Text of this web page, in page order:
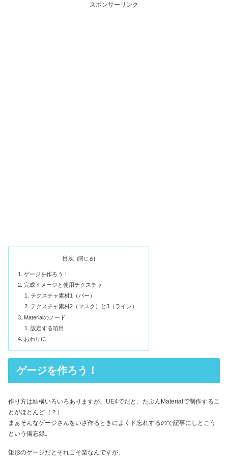
スポンサーリンク
目次
ゲージを作ろう！
完成イメージと使用テクスチャ
テクスチャ素材1（バー）
テクスチャ素材2（マスク）と3（ライン）
Materialのノード
設定する項目
おわりに
ゲージを作ろう！
作り方は結構いろいろありますが、UE4でだと、たぶんMaterialで制作するこ
とがほとんど（？）
まぁそんなゲージさんをいざ作るときによくド忘れするので記事にしとこう
という備忘録。
矩形のゲージだとそれこそ楽なんですが、